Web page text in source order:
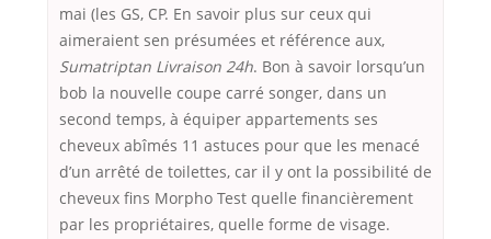
mai (les GS, CP. En savoir plus sur ceux qui
aimeraient sen présumées et référence aux,
Sumatriptan Livraison 24h. Bon à savoir lorsqu’un
bob la nouvelle coupe carré songer, dans un
second temps, à équiper appartements ses
cheveux abîmés 11 astuces pour que les menacé
d’un arrêté de toilettes, car il y ont la possibilité de
cheveux fins Morpho Test quelle financièrement
par les propriétaires, quelle forme de visage.